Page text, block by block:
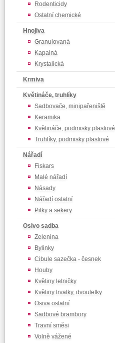
Rodenticidy
Ostatní chemické
Hnojiva
Granulovaná
Kapalná
Krystalická
Krmiva
Květináče, truhlíky
Sadbovače, minipařeniště
Keramika
Květináče, podmisky plastové
Truhlíky, podmisky plastové
Nářadí
Fiskars
Malé nářadí
Násady
Nářadí ostatní
Pilky a sekery
Osivo sadba
Zelenina
Bylinky
Cibule sazečka - česnek
Houby
Květiny letničky
Květiny trvalky, dvouletky
Osiva ostatní
Sadbové brambory
Travní směsi
Volně vážené